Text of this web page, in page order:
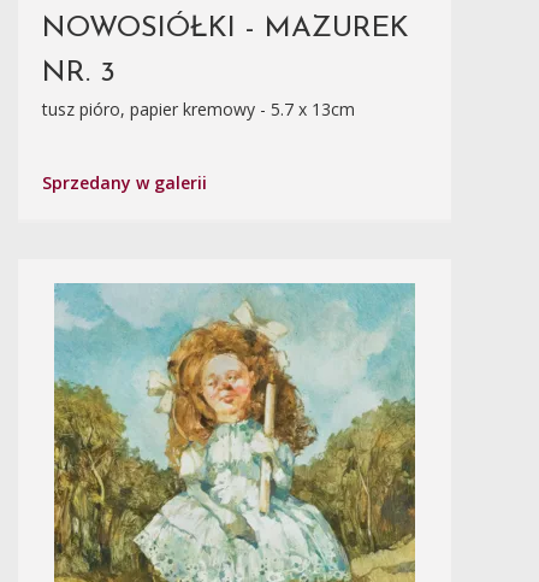
NOWOSIÓŁKI - MAZUREK
NR. 3
tusz pióro, papier kremowy - 5.7 x 13cm
Sprzedany w galerii